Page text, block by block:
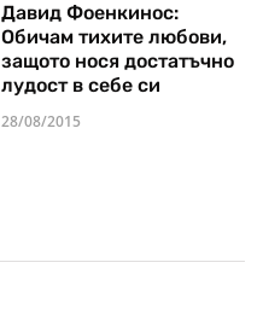
Давид Фоенкинос:
Обичам тихите любови,
защото нося достатъчно
лудост в себе си
28/08/2015